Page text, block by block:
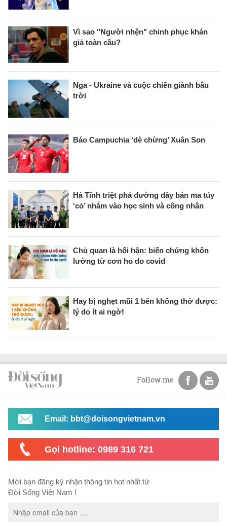
Vì sao "Người nhện" chinh phục khán
giả toàn cầu?
Nga - Ukraine và cuộc chiến giành bầu
trời
Báo Campuchia ‘dè chừng’ Xuân Son
Hà Tĩnh triệt phá đường dây bán ma túy
‘cỏ’ nhắm vào học sinh và công nhân
Chủ quan là hối hận: biến chứng khôn
lường từ cơn ho do covid
Hay bị nghẹt mũi 1 bên không thở được:
lý do ít ai ngờ!
Follow me
Email: bbt@doisongvietnam.vn
Gọi hotline: 0989 316 721
Mời bạn đăng ký nhận thông tin hot nhất từ
Đời Sống Việt Nam !